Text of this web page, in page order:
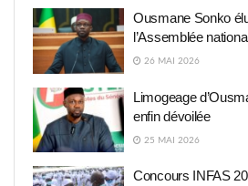
Ousmane Sonko
l’Assemblée
26 MAI 2026
Limogeage
enfin dévoilée
25 MAI 2026
Concours INFAS